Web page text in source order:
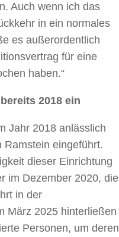
Auch wenn ich das
in ein normales
es außerordentlich
für eine
haben.“
2018 ein
Jahr 2018 anlässlich
Ramstein eingeführt.
dieser Einrichtung
im Dezember 2020, die
in der
März 2025 hinterließen
Personen, um deren